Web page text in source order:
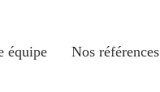
équipe Nos références